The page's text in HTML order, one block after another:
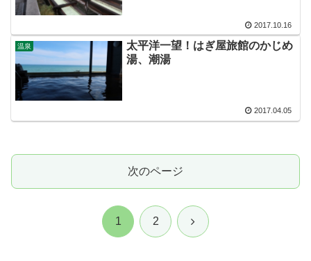
2017.10.16
温泉
太平洋一望！はぎ屋旅館のかじめ
湯、潮湯
2017.04.05
次のページ
1 2 次